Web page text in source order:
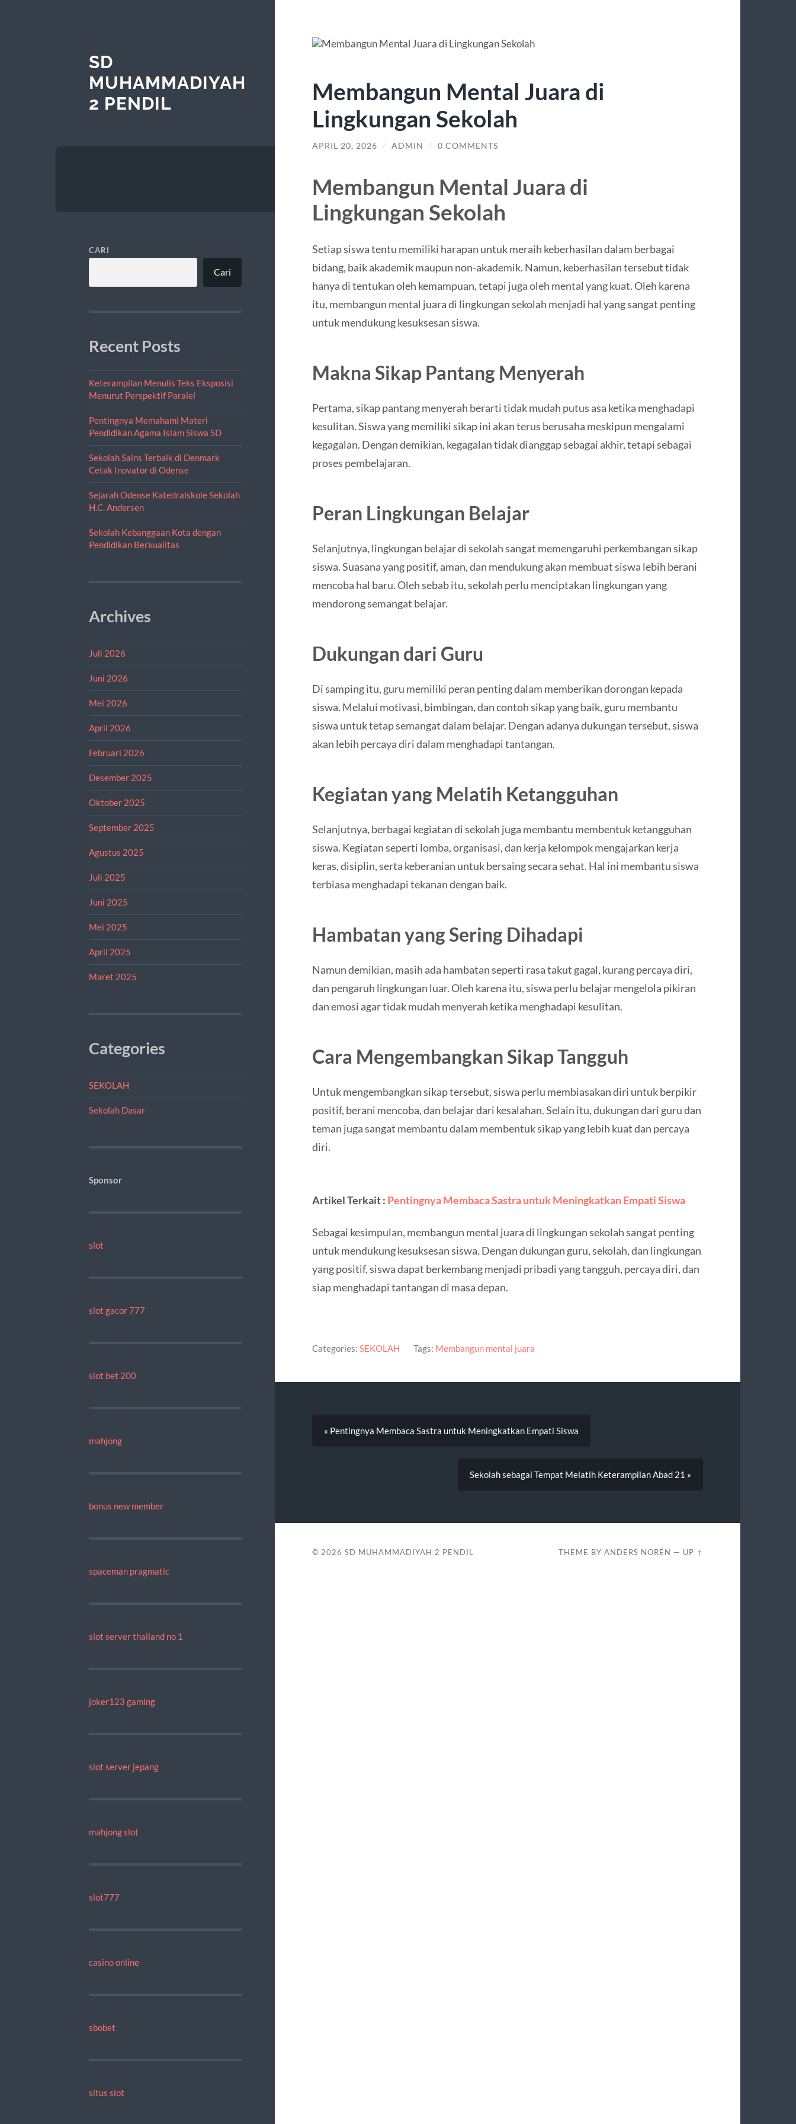
SD
MUHAMMADIYAH
2 PENDIL
CARI
Cari
Recent Posts
Keterampilan Menulis Teks Eksposisi
Menurut Perspektif Paralel
Pentingnya Memahami Materi
Pendidikan Agama Islam Siswa SD
Sekolah Sains Terbaik di Denmark
Cetak Inovator di Odense
Sejarah Odense Katedralskole Sekolah
H.C. Andersen
Sekolah Kebanggaan Kota dengan
Pendidikan Berkualitas
Archives
Juli 2026
Juni 2026
Mei 2026
April 2026
Februari 2026
Desember 2025
Oktober 2025
September 2025
Agustus 2025
Juli 2025
Juni 2025
Mei 2025
April 2025
Maret 2025
Categories
SEKOLAH
Sekolah Dasar
Sponsor
slot
slot gacor 777
slot bet 200
mahjong
bonus new member
spaceman pragmatic
slot server thailand no 1
joker123 gaming
slot server jepang
mahjong slot
slot777
casino online
sbobet
situs slot
Membangun Mental Juara di
Lingkungan Sekolah
APRIL 20, 2026 / ADMIN / 0 COMMENTS
Membangun Mental Juara di
Lingkungan Sekolah
Setiap siswa tentu memiliki harapan untuk meraih keberhasilan dalam berbagai
bidang, baik akademik maupun non-akademik. Namun, keberhasilan tersebut tidak
hanya di tentukan oleh kemampuan, tetapi juga oleh mental yang kuat. Oleh karena
itu, membangun mental juara di lingkungan sekolah menjadi hal yang sangat penting
untuk mendukung kesuksesan siswa.
Makna Sikap Pantang Menyerah
Pertama, sikap pantang menyerah berarti tidak mudah putus asa ketika menghadapi
kesulitan. Siswa yang memiliki sikap ini akan terus berusaha meskipun mengalami
kegagalan. Dengan demikian, kegagalan tidak dianggap sebagai akhir, tetapi sebagai
proses pembelajaran.
Peran Lingkungan Belajar
Selanjutnya, lingkungan belajar di sekolah sangat memengaruhi perkembangan sikap
siswa. Suasana yang positif, aman, dan mendukung akan membuat siswa lebih berani
mencoba hal baru. Oleh sebab itu, sekolah perlu menciptakan lingkungan yang
mendorong semangat belajar.
Dukungan dari Guru
Di samping itu, guru memiliki peran penting dalam memberikan dorongan kepada
siswa. Melalui motivasi, bimbingan, dan contoh sikap yang baik, guru membantu
siswa untuk tetap semangat dalam belajar. Dengan adanya dukungan tersebut, siswa
akan lebih percaya diri dalam menghadapi tantangan.
Kegiatan yang Melatih Ketangguhan
Selanjutnya, berbagai kegiatan di sekolah juga membantu membentuk ketangguhan
siswa. Kegiatan seperti lomba, organisasi, dan kerja kelompok mengajarkan kerja
keras, disiplin, serta keberanian untuk bersaing secara sehat. Hal ini membantu siswa
terbiasa menghadapi tekanan dengan baik.
Hambatan yang Sering Dihadapi
Namun demikian, masih ada hambatan seperti rasa takut gagal, kurang percaya diri,
dan pengaruh lingkungan luar. Oleh karena itu, siswa perlu belajar mengelola pikiran
dan emosi agar tidak mudah menyerah ketika menghadapi kesulitan.
Cara Mengembangkan Sikap Tangguh
Untuk mengembangkan sikap tersebut, siswa perlu membiasakan diri untuk berpikir
positif, berani mencoba, dan belajar dari kesalahan. Selain itu, dukungan dari guru dan
teman juga sangat membantu dalam membentuk sikap yang lebih kuat dan percaya
diri.
Artikel Terkait : Pentingnya Membaca Sastra untuk Meningkatkan Empati Siswa
Sebagai kesimpulan, membangun mental juara di lingkungan sekolah sangat penting
untuk mendukung kesuksesan siswa. Dengan dukungan guru, sekolah, dan lingkungan
yang positif, siswa dapat berkembang menjadi pribadi yang tangguh, percaya diri, dan
siap menghadapi tantangan di masa depan.
Categories: SEKOLAH Tags: Membangun mental juara
« Pentingnya Membaca Sastra untuk Meningkatkan Empati Siswa
Sekolah sebagai Tempat Melatih Keterampilan Abad 21 »
© 2026 SD MUHAMMADIYAH 2 PENDIL THEME BYANDERS NORÉN — UP ↑